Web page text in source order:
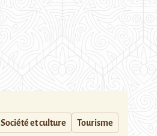
Société et culture Tourisme